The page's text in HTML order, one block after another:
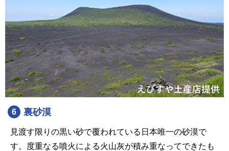
6 裏砂漠
見渡す限りの黒い砂で覆われている日本唯一の砂漠で
す。度重なる噴火による火山灰が積み重なってできたも